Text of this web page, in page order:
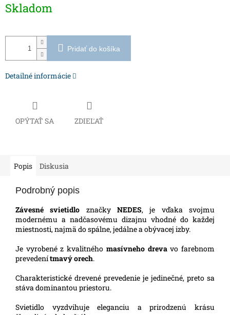
cena:
Skladom
Pridať do košíka
Detailné informácie
OPÝTAŤ SA ZDIEĽAŤ
Popis Diskusia
Podrobný popis
Závesné svietidlo značkyNEDES, je vďaka svojmu
modernému a nadčasovému dizajnu vhodné do každej
miestnosti, najmä do spálne, jedálne a obývacej izby.
Je vyrobené z kvalitného masívneho drevavo farebnom
prevedenítmavý orech.
Charakteristické drevené prevedenie je jedinečné, preto sa
stáva dominantou priestoru.
Svietidlo vyzdvihuje eleganciu a prirodzenú krásu